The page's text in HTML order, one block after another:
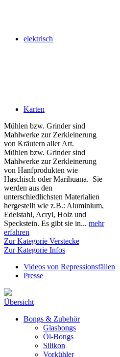
elektrisch
Karten
Mühlen bzw. Grinder sind
Mahlwerke zur Zerkleinerung
von Kräutern aller Art.
Mühlen bzw. Grinder sind
Mahlwerke zur Zerkleinerung
von Hanfprodukten wie
Haschisch oder Marihuana. Sie
werden aus den
unterschiedlichsten Materialien
hergestellt wie z.B.: Aluminium,
Edelstahl, Acryl, Holz und
Speckstein. Es gibt sie in... mehr
erfahren
Zur Kategorie Verstecke
Zur Kategorie Infos
Videos von Repressionsfällen
Presse
Übersicht
Bongs & Zubehör
Glasbongs
Öl-Bongs
Silikon
Vorkühler